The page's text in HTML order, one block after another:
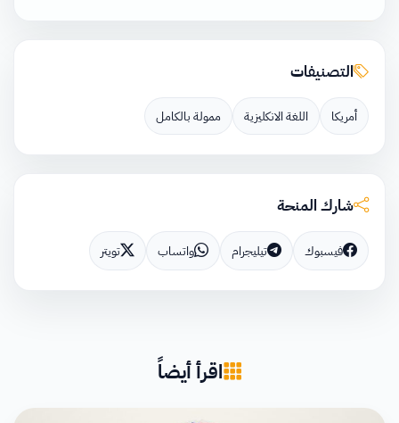
التصنيفات
أمريكا اللغة الانكليزية ممولة بالكامل
شارك المنحة
فيسبوك تيليجرام واتساب تويتر
اقرأ أيضاً